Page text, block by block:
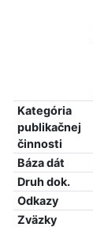
Kategória
publikačnej
činnosti
Báza dát
Druh dok.
Odkazy
Zväzky